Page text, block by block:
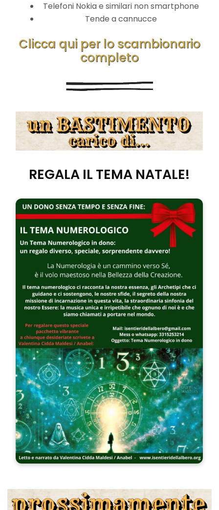
Telefoni Nokia e similari non smartphone
Tende a cannucce
Clicca qui per lo scambionario
completo
REGALA IL TEMA NATALE!